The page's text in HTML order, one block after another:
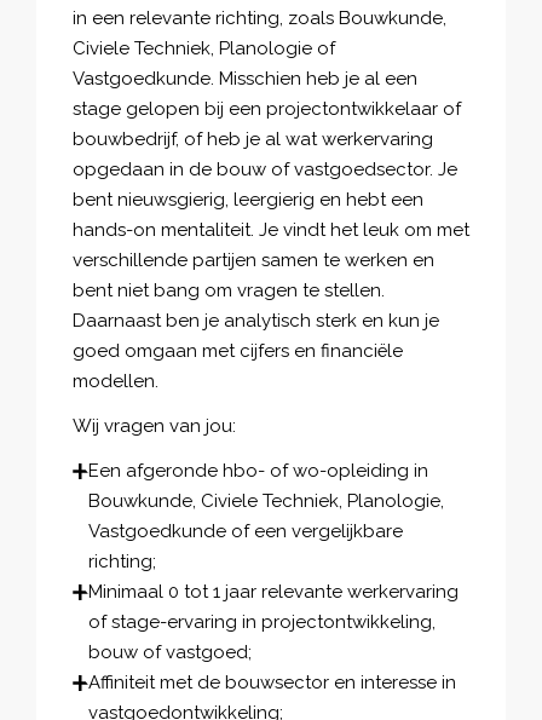
in een relevante richting, zoals Bouwkunde,
Civiele Techniek, Planologie of
Vastgoedkunde. Misschien heb je al een
stage gelopen bij een projectontwikkelaar of
bouwbedrijf, of heb je al wat werkervaring
opgedaan in de bouw of vastgoedsector. Je
bent nieuwsgierig, leergierig en hebt een
hands-on mentaliteit. Je vindt het leuk om met
verschillende partijen samen te werken en
bent niet bang om vragen te stellen.
Daarnaast ben je analytisch sterk en kun je
goed omgaan met cijfers en financiële
modellen.
Wij vragen van jou:
Een afgeronde hbo- of wo-opleiding in
Bouwkunde, Civiele Techniek, Planologie,
Vastgoedkunde of een vergelijkbare
richting;
Minimaal 0 tot 1 jaar relevante werkervaring
of stage-ervaring in projectontwikkeling,
bouw of vastgoed;
Affiniteit met de bouwsector en interesse in
vastgoedontwikkeling;